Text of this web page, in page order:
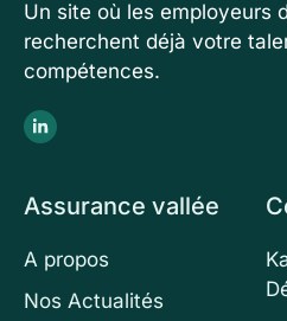
Un site où les employeurs
recherchent déjà votre
compétences.
Assurance vallée
A propos
Nos Actualités